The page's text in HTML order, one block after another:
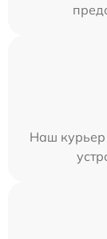
Наш курьер